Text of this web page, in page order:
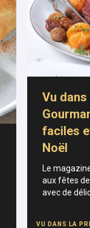
Vu
faciles
Noël
Le
aux fêtes
avec de
VU DANS LA